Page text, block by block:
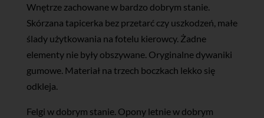
Wnętrze zachowane w bardzo dobrym stanie.
Skórzana tapicerka bez przetarć czy uszkodzeń, małe
ślady użytkowania na fotelu kierowcy. Żadne
elementy nie były obszywane. Oryginalne dywaniki
gumowe. Materiał na trzech boczkach lekko się
odkleja.
Felgi w dobrym stanie. Opony letnie w dobrym